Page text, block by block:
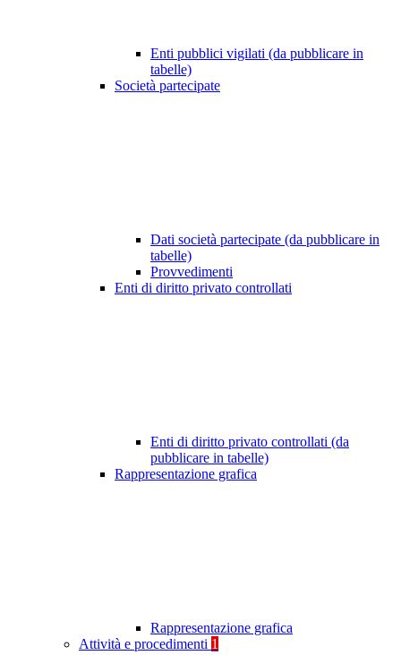
Enti pubblici vigilati (da pubblicare in
tabelle)
Società partecipate
Dati società partecipate (da pubblicare in
tabelle)
Provvedimenti
Enti di diritto privato controllati
Enti di diritto privato controllati (da
pubblicare in tabelle)
Rappresentazione grafica
Rappresentazione grafica
Attività e procedimenti 1